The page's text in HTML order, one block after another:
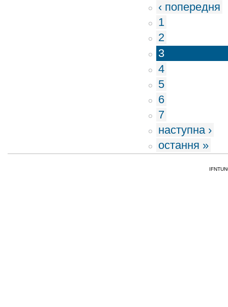
‹ попередня
1
2
3
4
5
6
7
наступна ›
остання »